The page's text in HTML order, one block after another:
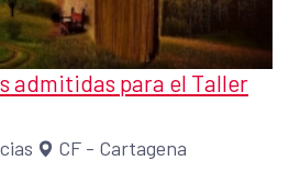
admitidas para el Taller
CF - Cartagena